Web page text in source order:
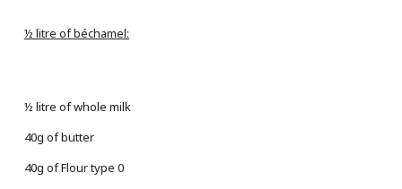
½ litre of béchamel:
½ litre of whole milk
40g of butter
40g of Flour type 0